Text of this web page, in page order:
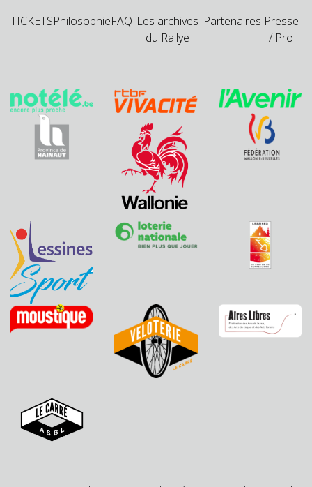
TICKETSPhilosophieFAQ Les archives
du Rallye
Partenaires Presse
/ Pro